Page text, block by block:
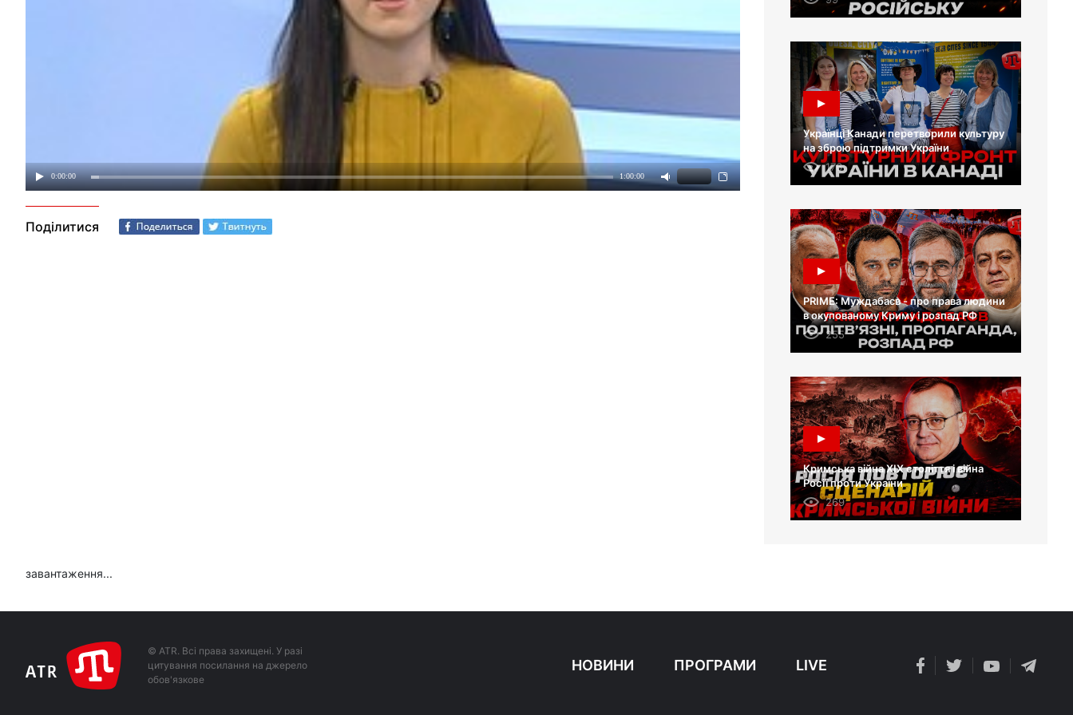
Поділитися
Українці Канади перетворили культуру
на зброю підтримки України
176
PRIME: Муждабаєв - про права людини
в окупованому Криму і розпад РФ
255
Кримська війна XIX століття і війна
Росії проти України
269
завантаження...
© ATR. Всі права захищені. У разі
цитування посилання на джерело
обов'язкове
НОВИНИ ПРОГРАМИ LIVE